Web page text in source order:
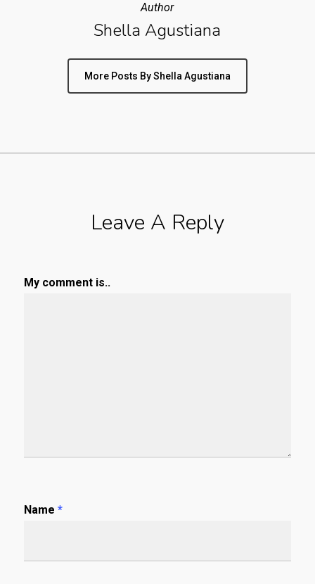
Author
Shella Agustiana
More Posts By Shella Agustiana
Leave A Reply
My comment is..
Name *